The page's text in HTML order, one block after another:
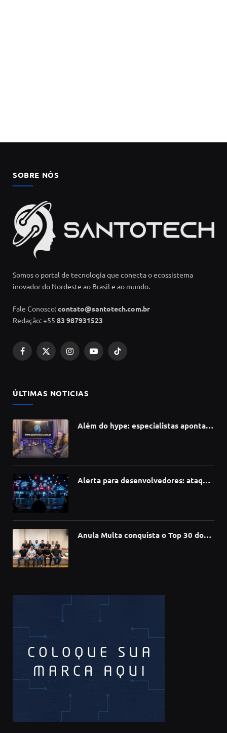
SOBRE NÓS
Somos o portal de tecnologia que conecta o ecossistema
inovador do Nordeste ao Brasil e ao mundo.
Fale Conosco:contato@santotech.com.br
Redação: +55 83 987931523
Facebook
X
InstagramYouTubeTikTok
ÚLTIMAS NOTICIAS
Além do hype: especialistas apontam
Alerta para desenvolvedores: ataque
Anula Multa conquista o Top 30 do